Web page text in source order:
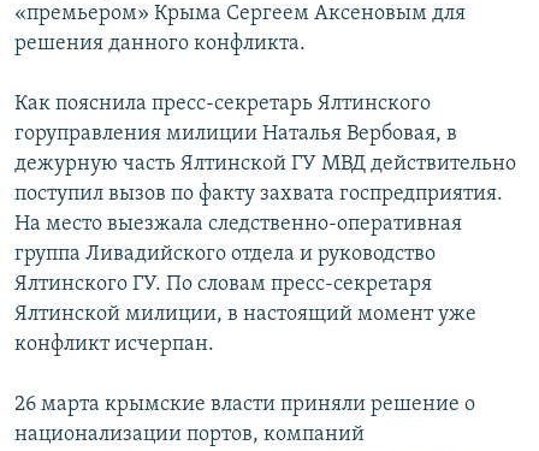
«премьером» Крыма Сергеем Аксеновым для
решения данного конфликта.
Как пояснила пресс-секретарь Ялтинского
горуправления милиции Наталья Вербовая, в
дежурную часть Ялтинской ГУ МВД действительно
поступил вызов по факту захвата госпредприятия.
На место выезжала следственно-оперативная
группа Ливадийского отдела и руководство
Ялтинского ГУ. По словам пресс-секретаря
Ялтинской милиции, в настоящий момент уже
конфликт исчерпан.
26 марта крымские власти приняли решение о
национализации портов, компаний